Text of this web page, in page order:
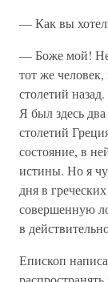
— Как вы
— Боже мой!
тот же
столетий
Я был здесь
столетий
состояние, в
истины. Но я
дня в
совершенную
в
Епископ